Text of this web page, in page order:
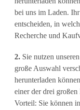
bei uns im Laden.
entscheiden, in
Recherche und
2. Sie nutzen unseren
große Auswahl
herunterladen
einer der drei
Vorteil: Sie können